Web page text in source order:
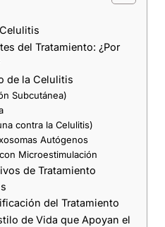
del Tratamiento: ¿Por
de la Celulitis
Subcutánea)
contra la Celulitis)
Autógenos
Microestimulación
de Tratamiento
del Tratamiento
de Vida que Apoyan el